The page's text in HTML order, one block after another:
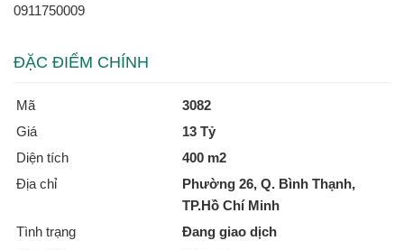
0911750009
ĐẶC ĐIỂM CHÍNH
Mã
3082
Giá
13 Tỷ
Diện tích
400 m2
Địa chỉ
Phường 26, Q. Bình Thạnh,
TP.Hồ Chí Minh
Tình trạng
Đang giao dịch